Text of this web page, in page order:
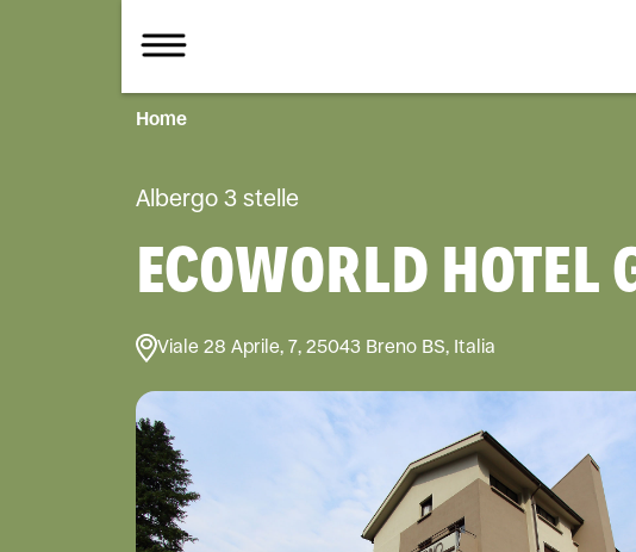
Home
Albergo 3 stelle
ECOWORLD HOTEL
Viale 28 Aprile, 7, 25043 Breno BS, Italia